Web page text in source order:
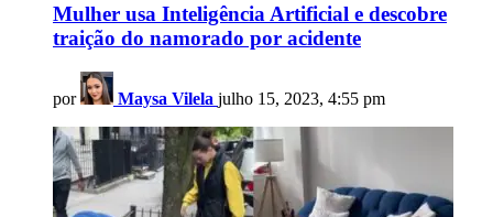
Mulher usa Inteligência Artificial e descobre
traição do namorado por acidente
por Maysa Vilela julho 15, 2023, 4:55 pm